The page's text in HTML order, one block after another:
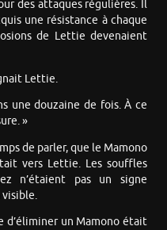
des attaques régulières. Il
une résistance à chaque
de Lettie devenaient
Lettie.
une douzaine de fois. À ce
»
de parler, que le Mamono
vers Lettie. Les souffles
n’étaient pas un signe
visible.
d’éliminer un Mamono était